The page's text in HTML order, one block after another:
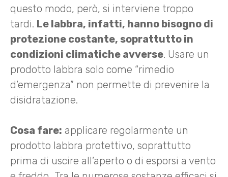
questo modo, però, si interviene troppo
tardi. Le labbra, infatti, hanno bisogno di
protezione costante, soprattutto in
condizioni climatiche avverse. Usare un
prodotto labbra solo come “rimedio
d’emergenza” non permette di prevenire la
disidratazione.
Cosa fare: applicare regolarmente un
prodotto labbra protettivo, soprattutto
prima di uscire all’aperto o di esporsi a vento